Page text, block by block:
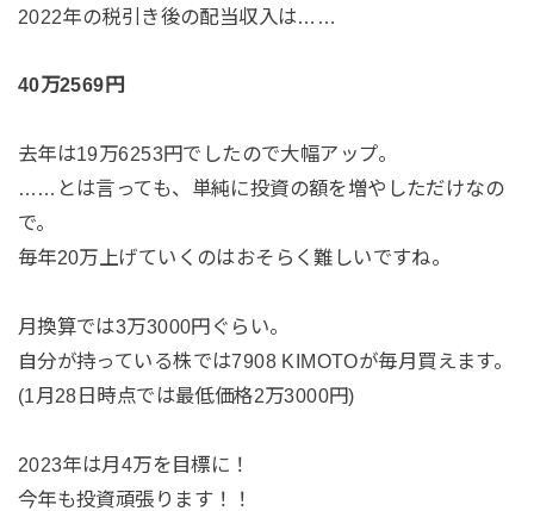
2022年の税引き後の配当収入は……
40万2569円
去年は19万6253円でしたので大幅アップ。
……とは言っても、単純に投資の額を増やしただけなの
で。
毎年20万上げていくのはおそらく難しいですね。
月換算では3万3000円ぐらい。
自分が持っている株では7908 KIMOTOが毎月買えます。
(1月28日時点では最低価格2万3000円)
2023年は月4万を目標に！
今年も投資頑張ります！！